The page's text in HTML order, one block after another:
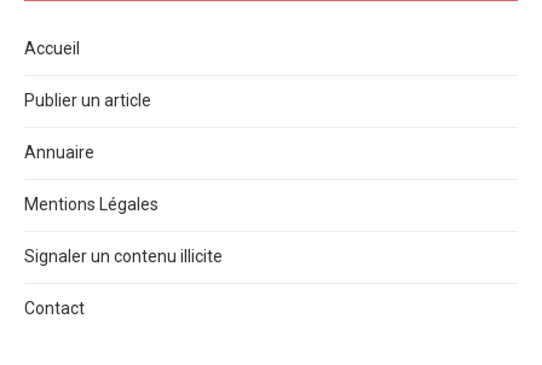
Accueil
Publier un article
Annuaire
Mentions Légales
Signaler un contenu illicite
Contact